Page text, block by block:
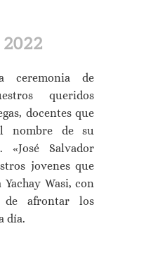
ceremonia de
queridos
docentes que
nombre de su
«José Salvador
jovenes que
Wasi, con
de afrontar los
día.